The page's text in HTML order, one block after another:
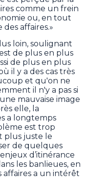
comme un frein
ou, en tout
des affaires.»
loin, soulignant
de plus en plus
de plus en plus
il y a des cas très
et qu'on ne
il n'y a pas si
mauvaise image
elle, la
a longtemps
est trop
plus juste le
de quelques
d’itinérance
les banlieues, en
affaires a un intérêt